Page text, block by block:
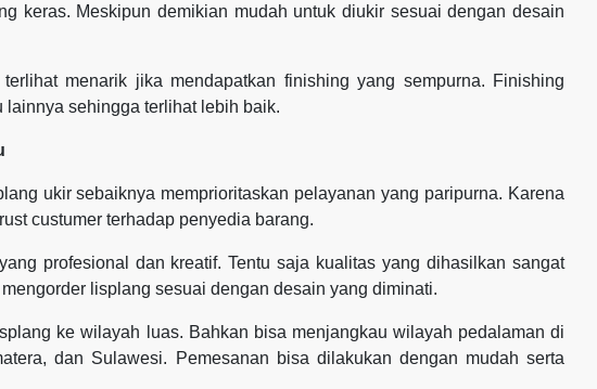
keras. Meskipun demikian mudah untuk diukir sesuai dengan desain
menarik jika mendapatkan finishing yang sempurna. Finishing
lainnya sehingga terlihat lebih baik.
ukir sebaiknya memprioritaskan pelayanan yang paripurna. Karena
custumer terhadap penyedia barang.
profesional dan kreatif. Tentu saja kualitas yang dihasilkan sangat
lisplang sesuai dengan desain yang diminati.
ke wilayah luas. Bahkan bisa menjangkau wilayah pedalaman di
dan Sulawesi. Pemesanan bisa dilakukan dengan mudah serta